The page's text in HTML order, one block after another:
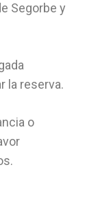
Segorbe y
la reserva.
o